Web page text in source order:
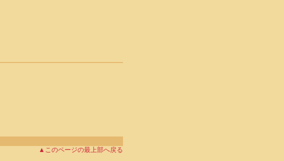
▲このページの最上部へ戻る